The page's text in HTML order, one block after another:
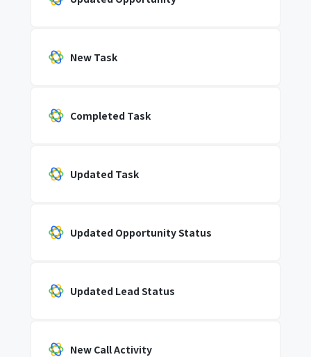
New Task
Completed Task
Updated Task
Updated Opportunity Status
Updated Lead Status
New Call Activity